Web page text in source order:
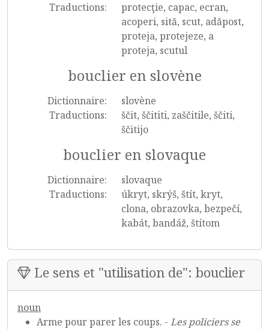
Traductions:
protecţie, capac, ecran,
acoperi, sită, scut, adăpost,
proteja, protejeze, a
proteja, scutul
bouclier en slovène
Dictionnaire:
slovène
Traductions:
ščit, ščititi, zaščitile, ščiti,
ščitijo
bouclier en slovaque
Dictionnaire:
slovaque
Traductions:
úkryt, skrýš, štít, kryt,
clona, obrazovka, bezpečí,
kabát, bandáž, štítom
Le sens et "utilisation de": bouclier
noun
Arme pour parer les coups. - Les policiers se